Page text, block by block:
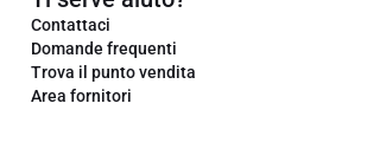
Contattaci
Domande frequenti
Trova il punto vendita
Area fornitori